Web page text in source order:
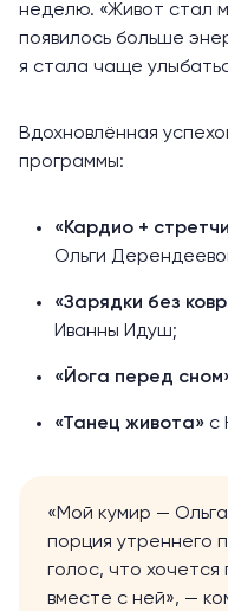
неделю. «Живот стал
появилось больше
я стала чаще
Вдохновлённая
программы:
«Кардио +
Ольги
«Зарядки без
Иванны Идуш;
«Йога перед
«Танец живота» с
«Мой кумир —
порция утреннего
голос, что
вместе с ней», —